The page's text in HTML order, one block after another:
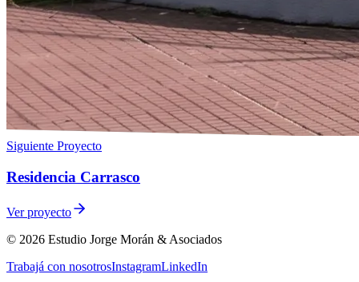
Siguiente Proyecto
Residencia Carrasco
Ver proyecto
© 2026 Estudio Jorge Morán & Asociados
Trabajá con nosotrosInstagramLinkedIn